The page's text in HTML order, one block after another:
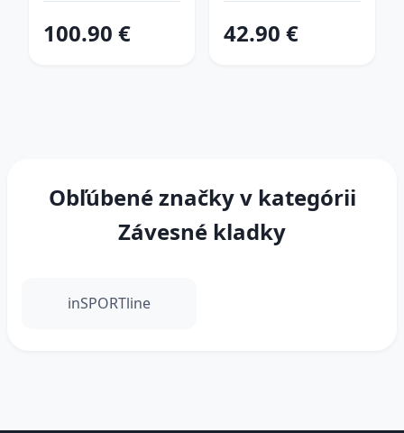
100.90 € 42.90 €
Obľúbené značky v kategórii
Závesné kladky
inSPORTline